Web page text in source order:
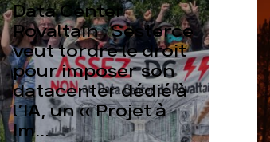
Data Center
Rovaltain : Sesterce
veut tordre le droit
pour imposer son
datacenter dédié à
l’IA, un « Projet à
Im...